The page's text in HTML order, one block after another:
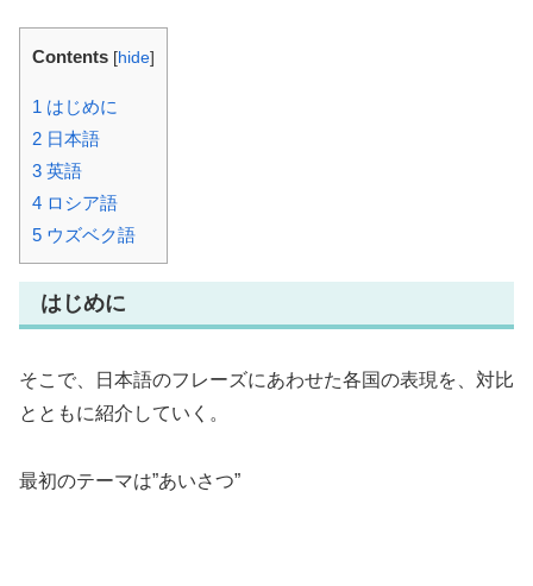
Contents [hide]
1 はじめに
2 日本語
3 英語
4 ロシア語
5 ウズベク語
はじめに
そこで、日本語のフレーズにあわせた各国の表現を、対比
とともに紹介していく。
最初のテーマは”あいさつ”